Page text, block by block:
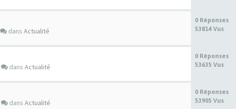
dans Actualité
0 Réponses
53814 Vus
dans Actualité
0 Réponses
53635 Vus
dans Actualité
0 Réponses
53905 Vus